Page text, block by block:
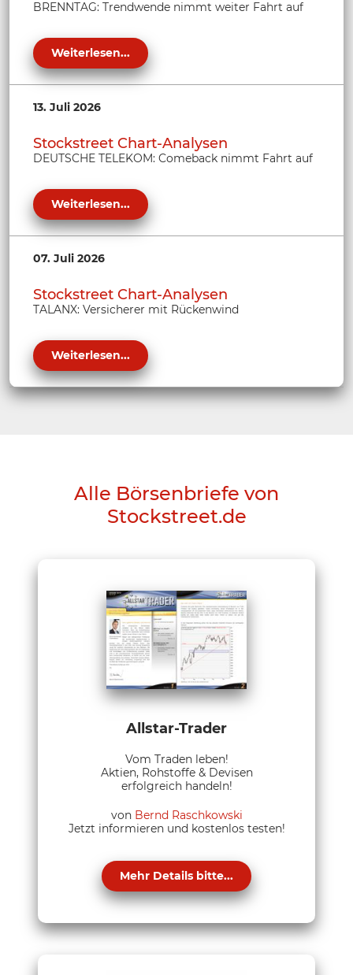
BRENNTAG: Trendwende nimmt weiter Fahrt auf
Weiterlesen...
13. Juli 2026
Stockstreet Chart-Analysen
DEUTSCHE TELEKOM: Comeback nimmt Fahrt auf
Weiterlesen...
07. Juli 2026
Stockstreet Chart-Analysen
TALANX: Versicherer mit Rückenwind
Weiterlesen...
Alle Börsenbriefe von
Stockstreet.de
Allstar-Trader
Vom Traden leben!
Aktien, Rohstoffe & Devisen
erfolgreich handeln!
von Bernd Raschkowski
Jetzt informieren und kostenlos testen!
Mehr Details bitte...